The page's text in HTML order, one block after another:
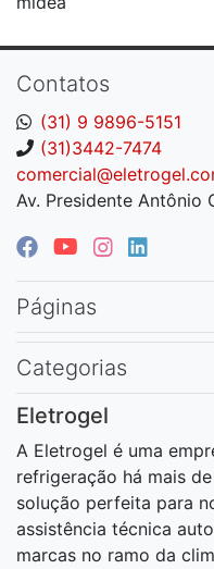
Contatos
(31) 9 9896-5151
(31)3442-7474
Av. Presidente Antônio
Páginas
Categorias
Eletrogel
A Eletrogel é uma
refrigeração há mais
solução perfeita para
assistência técnica
marcas no ramo da